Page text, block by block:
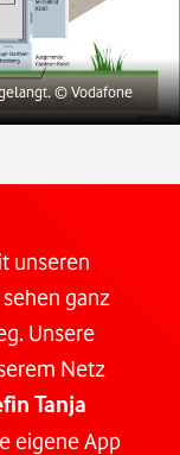
© Vodafone
unseren
ganz
Unsere
Netz
Tanja
eigene App